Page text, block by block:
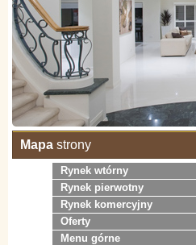
Mapa strony
Rynek wtórny
Rynek pierwotny
Rynek komercyjny
Oferty
Menu górne